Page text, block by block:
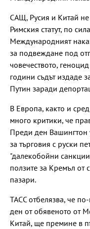
САЩ, Русия и Китай
Римския статут, по
Международният
за подвеждане под
човечеството,
години съдът издаде
Путин заради
В Европа, както и
много критики, че
Преди ден Вашингтон
за търговия с руски
"далекобойни
ползите за Кремъл от
пазари.
ТАСС отбелязва, че
ден от обявеното от
Китай, ще премине в